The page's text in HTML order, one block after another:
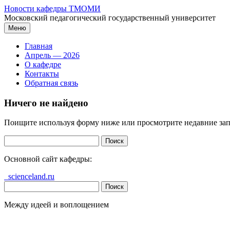
Перейти
к
содержимому
Новости кафедры ТМОМИ
Московский педагогический государственный университет
Меню
Главная
Апрель — 2026
О кафедре
Контакты
Обратная связь
Ничего не найдено
Поищите используя форму ниже или просмотрите недавние
Основной сайт кафедры:
scienceland.ru
Между идеей и воплощением